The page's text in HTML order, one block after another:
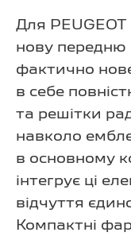
Для
нову
фактично
в себе
та решітки
навколо
в основному
інтегрує ці
відчуття
Компактні